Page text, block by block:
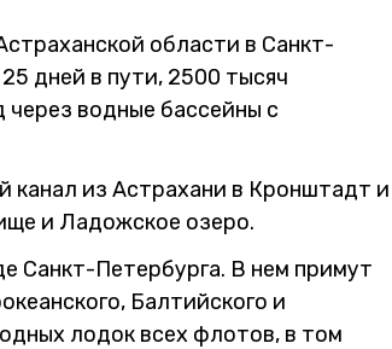
области в Санкт-
дней в пути, 2500 тысяч
водные бассейны с
канал из Астрахани в Кронштадт и
и Ладожское озеро.
Санкт-Петербурга. В нем примут
Балтийского и
лодок всех флотов, в том